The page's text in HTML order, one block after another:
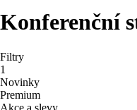
Konferenční
Filtry
1
Novinky
Premium
Akce a slevy